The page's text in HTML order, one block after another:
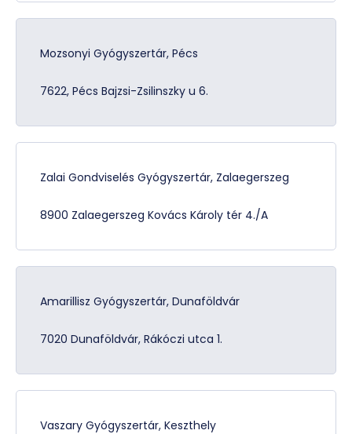
Mozsonyi Gyógyszertár, Pécs
7622, Pécs Bajzsi-Zsilinszky u 6.
Zalai Gondviselés Gyógyszertár, Zalaegerszeg
8900 Zalaegerszeg Kovács Károly tér 4./A
Amarillisz Gyógyszertár, Dunaföldvár
7020 Dunaföldvár, Rákóczi utca 1.
Vaszary Gyógyszertár, Keszthely